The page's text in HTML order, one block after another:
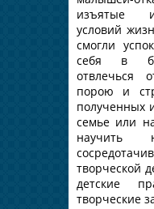
изъятые
условий
смогли
себя в
отвлечься
порою и
полученных
семье или
научить
творческой
детские
творческие